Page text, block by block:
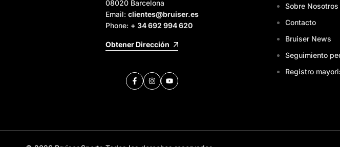
08020 Barcelona
Email: clientes@bruiser.es
Phone: + 34 692 994 620
Obtener Dirección
FacebookInstagramYouTube
Sobre Nosotros
Contacto
Bruiser News
Seguimiento
Registro